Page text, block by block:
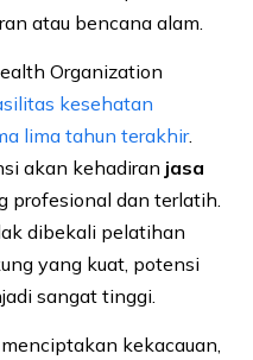
atau bencana alam.
Organization
kesehatan
lima tahun terakhir.
akan kehadiran jasa
profesional dan terlatih.
dibekali pelatihan
yang kuat, potensi
sangat tinggi.
kekacauan,